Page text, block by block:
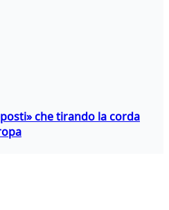
che tirando la corda